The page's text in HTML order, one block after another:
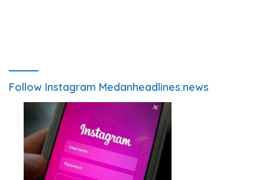
Follow Instagram Medanheadlines.news